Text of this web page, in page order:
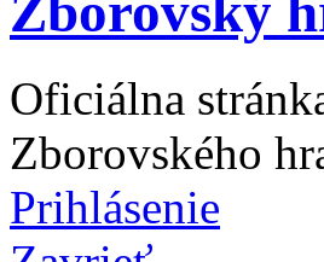
Zborovský
Oficiálna
Zborovského
Prihlásenie